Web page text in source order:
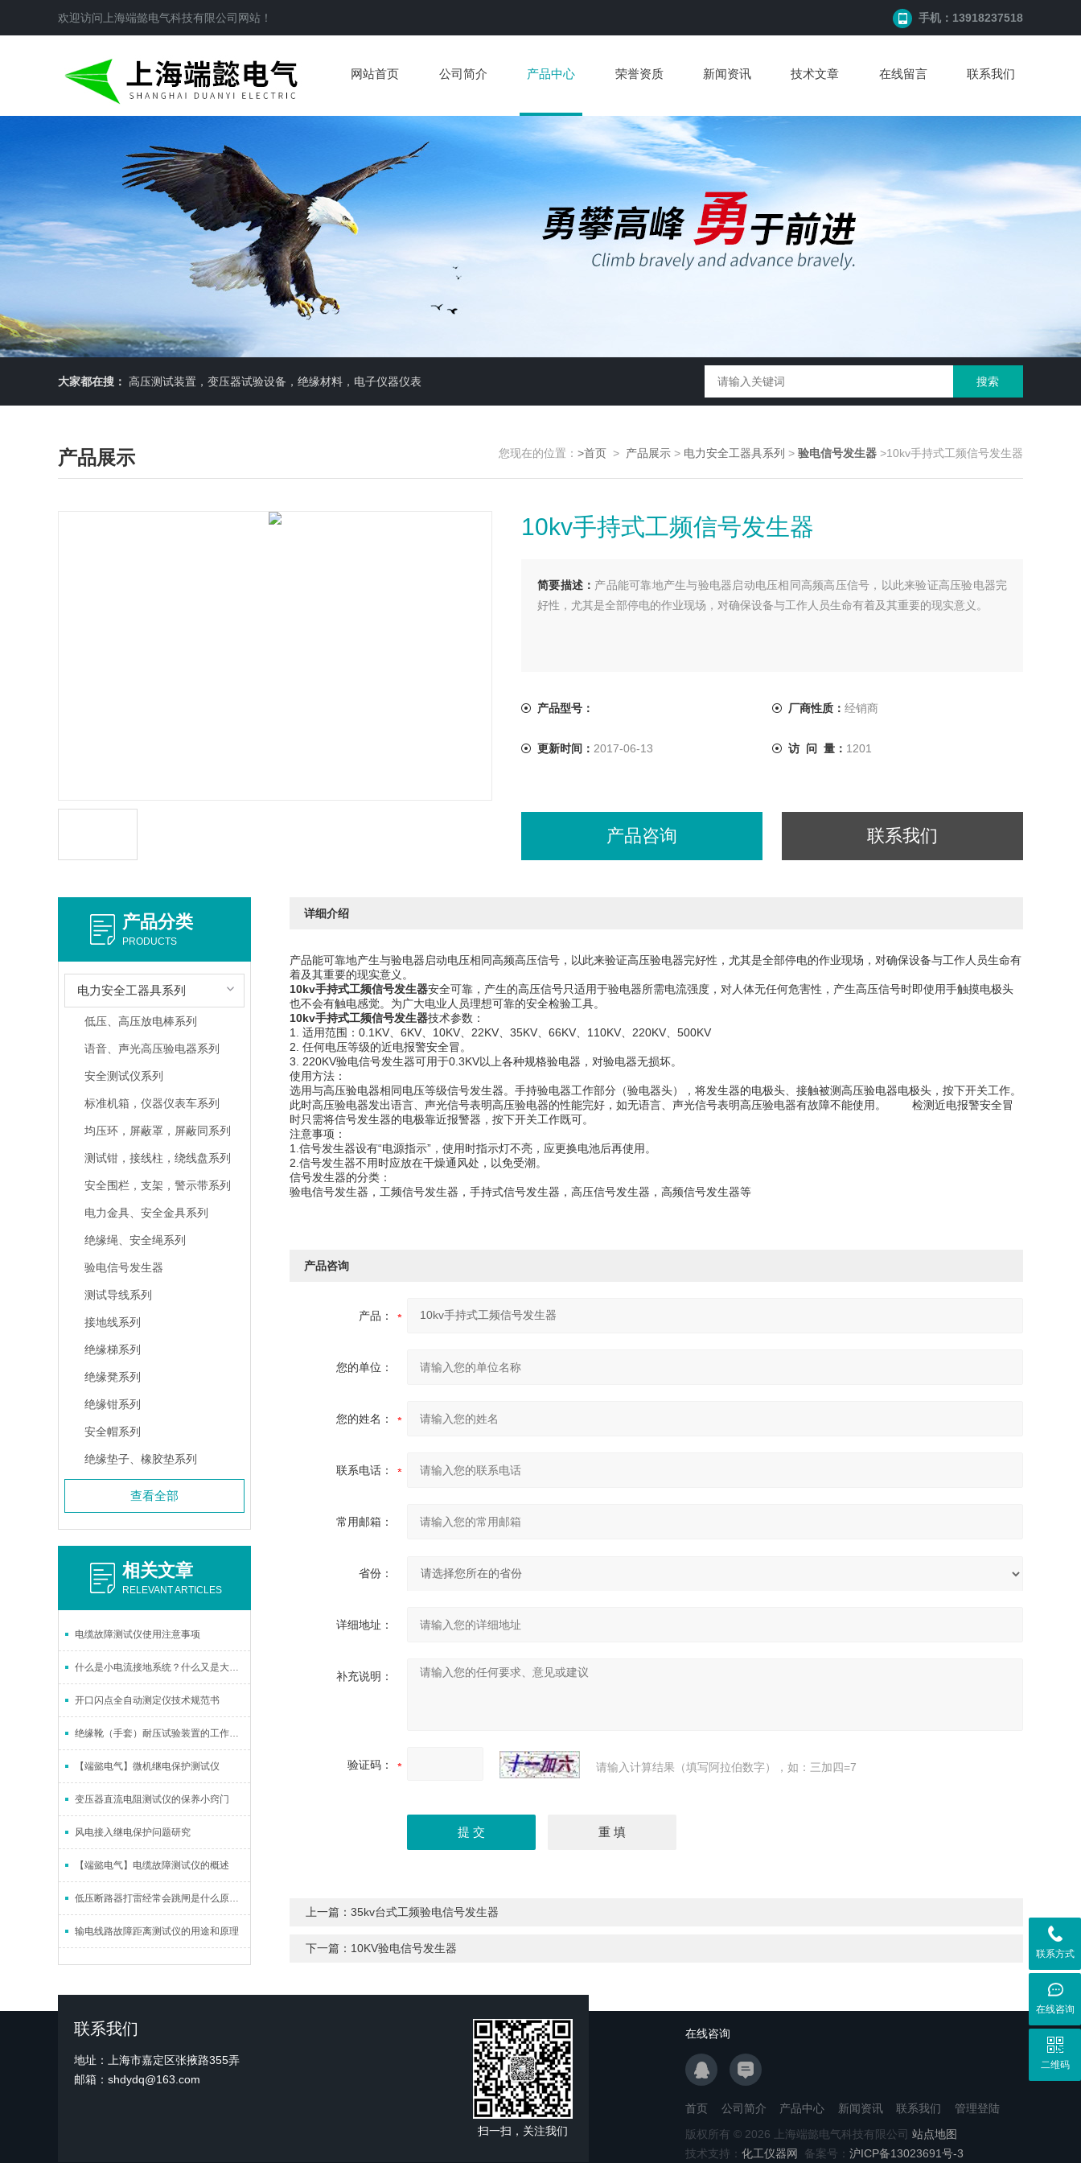
欢迎访问 上海端懿电气科技有限公司 网站！ 手机：13918237518
网站首页 公司简介 产品中心 荣誉资质 新闻资讯 技术文章 在线留言 联系我们
大家都在搜： 高压测试装置，变压器试验设备，绝缘材料，电子仪器仪表
产品展示 您现在的位置： >首页 > 产品展示 > 电力安全工器具系列 > 验电信号发生器 >10kv手持式工频信号发生器
10kv手持式工频信号发生器
简要描述： 产品能可靠地产生与验电器启动电压相同高频高压信号，以此来验证高压验电器完
好性，尤其是全部停电的作业现场，对确保设备与工作人员生命有着及其重要的现实意义。
产品型号： 厂商性质： 经销商
更新时间： 2017-06-13 访 问 量： 1201
产品咨询 联系我们
产品分类
PRODUCTS
电力安全工器具系列
低压、高压放电棒系列
语音、声光高压验电器系列
安全测试仪系列
标准机箱，仪器仪表车系列
均压环，屏蔽罩，屏蔽同系列
测试钳，接线柱，绕线盘系列
安全围栏，支架，警示带系列
电力金具、安全金具系列
绝缘绳、安全绳系列
验电信号发生器
测试导线系列
接地线系列
绝缘梯系列
绝缘凳系列
绝缘钳系列
安全帽系列
绝缘垫子、橡胶垫系列
查看全部
相关文章
RELEVANT ARTICLES
电缆故障测试仪使用注意事项
什么是小电流接地系统？什么又是大电流接地系统？
开口闪点全自动测定仪技术规范书
绝缘靴（手套）耐压试验装置的工作原理及结构设计
【端懿电气】微机继电保护测试仪
变压器直流电阻测试仪的保养小窍门
风电接入继电保护问题研究
【端懿电气】电缆故障测试仪的概述
低压断路器打雷经常会跳闸是什么原因造成的？
输电线路故障距离测试仪的用途和原理
详细介绍
产品能可靠地产生与验电器启动电压相同高频高压信号，以此来验证高压验电器完好性，尤其是全部停电的作业现场，对确保设备与工作人员生命有
着及其重要的现实意义。
10kv手持式工频信号发生器安全可靠，产生的高压信号只适用于验电器所需电流强度，对人体无任何危害性，产生高压信号时即使用手触摸电极头
也不会有触电感觉。为广大电业人员理想可靠的安全检验工具。
10kv手持式工频信号发生器技术参数：
1. 适用范围：0.1KV、6KV、10KV、22KV、35KV、66KV、110KV、220KV、500KV
2. 任何电压等级的近电报警安全冒。
3. 220KV验电信号发生器可用于0.3KV以上各种规格验电器，对验电器无损坏。
使用方法：
选用与高压验电器相同电压等级信号发生器。手持验电器工作部分（验电器头），将发生器的电极头、接触被测高压验电器电极头，按下开关工作。
此时高压验电器发出语言、声光信号表明高压验电器的性能完好，如无语言、声光信号表明高压验电器有故障不能使用。 检测近电报警安全冒
时只需将信号发生器的电极靠近报警器，按下开关工作既可。
注意事项：
1.信号发生器设有“电源指示”，使用时指示灯不亮，应更换电池后再使用。
2.信号发生器不用时应放在干燥通风处，以免受潮。
信号发生器的分类：
验电信号发生器，工频信号发生器，手持式信号发生器，高压信号发生器，高频信号发生器等
产品咨询
产品：
您的单位：
您的姓名：
联系电话：
常用邮箱：
省份：
详细地址：
补充说明：
验证码： 请输入计算结果（填写阿拉伯数字），如：三加四=7
上一篇： 35kv台式工频验电信号发生器
下一篇： 10KV验电信号发生器
联系我们
地址：上海市嘉定区张掖路355弄
邮箱：shdydq@163.com
扫一扫，关注我们
在线咨询
首页 公司简介 产品中心 新闻资讯 联系我们
管理登陆
版权所有 © 2026 上海端懿电气科技有限公司 站点地图
技术支持： 化工仪器网 备案号： 沪ICP备13023691号-3
联系方式
在线咨询
二维码